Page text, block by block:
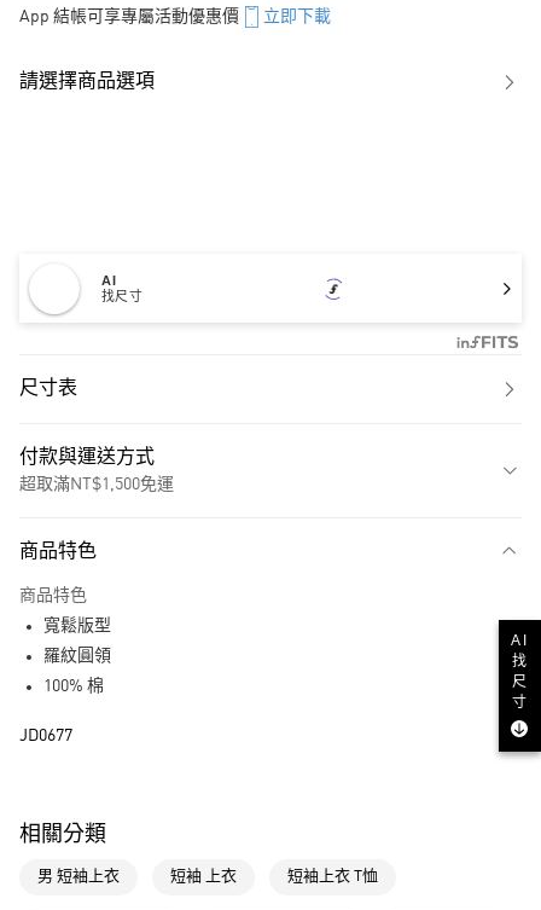
App 結帳可享專屬活動優惠價 立即下載
請選擇商品選項
AI
找尺寸
尺寸表
付款與運送方式
超取滿NT$1,500免運
LINE Pay
每筆NT$80，滿NT$1,500(含以上)免運費
付款後全家取貨
商品特色
商品特色
寬鬆版型
羅紋圓領
100% 棉
JD0677
相關分類
男 短袖上衣 短袖 上衣 短袖上衣 T恤
AI
找
尺
寸